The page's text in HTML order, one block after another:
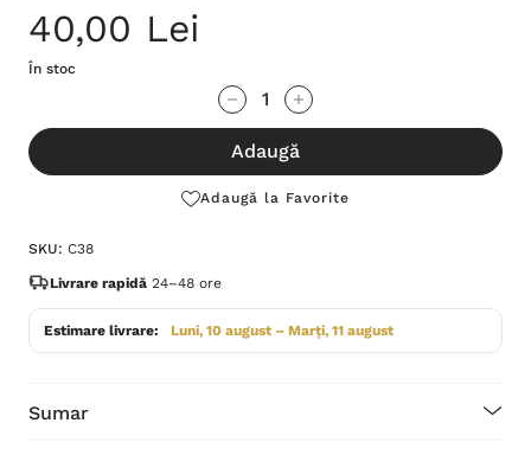
40,00 Lei
În stoc
te!
Stocul
Adaugă
Adaugă la Favorite
SKU: C38
Livrare rapidă 24–48 ore
Estimare livrare: Luni, 10 august – Marți, 11 august
Sumar